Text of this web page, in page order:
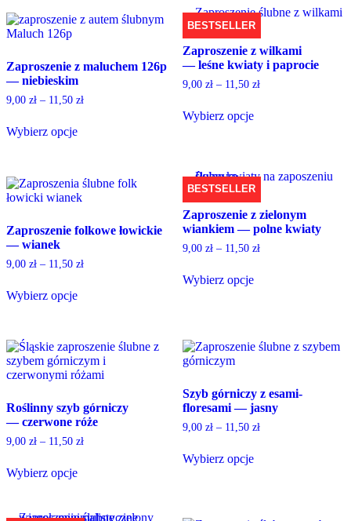
Zaproszenie z maluchem 126p
— niebieskim
9,00 zł – 11,50 zł
Wybierz opcje
has
multiple
variants.
options
may
be
chosen
the
BESTSELLER
Zaproszenie z wilkami
— leśne kwiaty i paprocie
9,00 zł– 11,50 zł
Wybierz opcje
multiple
variants.
The
options
may
be
chosen
the
Zaproszenie folkowe łowickie
— wianek
9,00 zł – 11,50 zł
Wybierz opcje
has
multiple
variants.
The
may
be
chosen
on
product
BESTSELLER
Zaproszenie z zielonym
wiankiem — polne kwiaty
9,00 zł– 11,50 zł
Wybierz opcje
variants.
The
may
be
chosen
on
product
Roślinny szyb górniczy
— czerwone róże
9,00 zł – 11,50 zł
Wybierz opcje
has
Szyb górniczy z esami-
floresami — jasny
9,00 zł– 11,50 zł
Wybierz opcje
multiple